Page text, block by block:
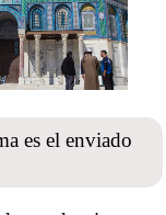
es el enviado